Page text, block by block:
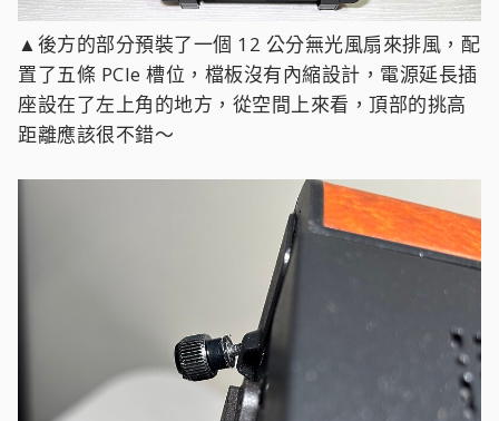
▲後方的部分預裝了一個 12 公分無光風扇來排風，配
置了五條 PCIe 槽位，檔板沒有內縮設計，電源延長插
座設在了左上角的地方，從空間上來看，頂部的挑高
距離應該很不錯～